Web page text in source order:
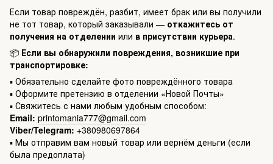
Если товар повреждён, разбит, имеет брак или вы получили
не тот товар, который заказывали — откажитесь от
получения на отделении или в присутствии курьера.
📦 Если вы обнаружили повреждения, возникшие при
транспортировке:
▪️ Обязательно сделайте фото повреждённого товара
▪️ Оформите претензию в отделении «Новой Почты»
▪️ Свяжитесь с нами любым удобным способом:
Email: printomania777@gmail.com
Viber/Telegram: +380980697864
▪️ Мы отправим вам новый товар или вернём деньги (если
была предоплата)